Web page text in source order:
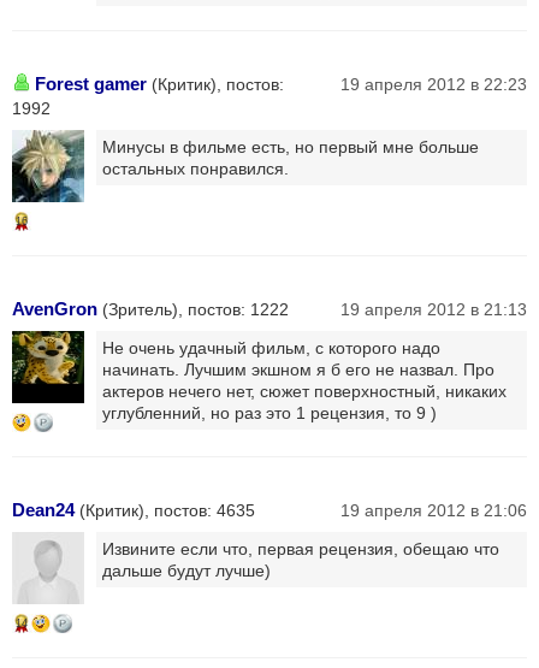
Forest gamer (Критик), постов:
1992
19 апреля 2012 в 22:23
16
Минусы в фильме есть, но первый мне больше
остальных понравился.
AvenGron (Зритель), постов: 1222
19 апреля 2012 в 21:13
Не очень удачный фильм, с которого надо
начинать. Лучшим экшном я б его не назвал. Про
актеров нечего нет, сюжет поверхностный, никаких
углубленний, но раз это 1 рецензия, то 9 )
Dean24(Критик), постов: 4635 19 апреля 2012 в 21:06
14
Извините если что, первая рецензия, обещаю что
дальше будут лучше)